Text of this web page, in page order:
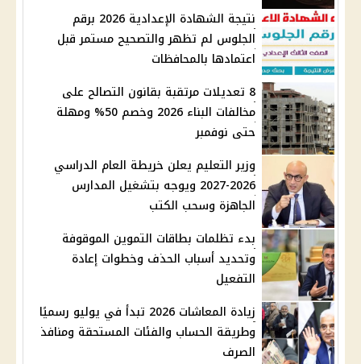
نتيجة الشهادة الإعدادية 2026 برقم
الجلوس لم تظهر والتصحيح مستمر قبل
اعتمادها بالمحافظات
8 تعديلات مرتقبة بقانون التصالح على
مخالفات البناء 2026 وخصم 50% ومهلة
حتى نوفمبر
وزير التعليم يعلن خريطة العام الدراسي
2026-2027 ويوجه بتشغيل المدارس
الجاهزة وسحب الكتب
بدء تظلمات بطاقات التموين الموقوفة
وتحديد أسباب الحذف وخطوات إعادة
التفعيل
زيادة المعاشات 2026 تبدأ في يوليو رسميًا
وطريقة الحساب والفئات المستحقة ومنافذ
الصرف